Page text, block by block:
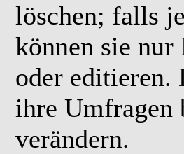
löschen; falls
können sie
oder editieren.
ihre Umfragen
verändern.